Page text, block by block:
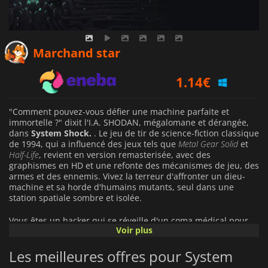
Marchand star
1.14€
1.79€
"Comment pouvez-vous défier une machine parfaite et
immortelle ?" dixit l'I.A. SHODAN, mégalomane et dérangée,
dans System Shock. . Le jeu de tir de science-fiction classique
de 1994, qui a influencé des jeux tels que Metal Gear Solid et
Half-Life, revient en version remasterisée, avec des
graphismes en HD et une refonte des mécanismes de jeu, des
armes et des ennemis. Vivez la terreur d'affronter un dieu-
machine et sa horde d'humains mutants, seul dans une
station spatiale sombre et isolée.
Vous êtes un hacker qui se réveille d'un coma médical pour
découvrir que votre station, Citadel, est désormais entre les
de cyborgs mutants, qui sont le reflet de la vision de SHODAN
d'une humanité perfectionnée, et qui tuent tous ceux qu'ils
Voir plus
Les meilleures offres pour System